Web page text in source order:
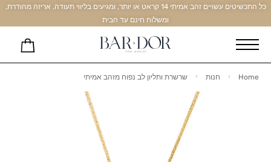
כל התכשיטים עשויים זהב אמיתי 14 קראט או יותר, ומגיעים בליווי תעודה, אריזה מהודרת,
ומשלוח חינם עד הבית
Home חנות שרשרת ותליון לב נפוח מזהב אמיתי